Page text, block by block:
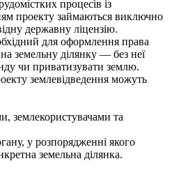
процесів із
проекту займаються виключно
державну ліцензію.
для оформлення права
земельну ділянку — без неї
чи приватизувати землю.
землевідведення можуть
землекористувачами та
у розпорядженні якого
земельна ділянка.